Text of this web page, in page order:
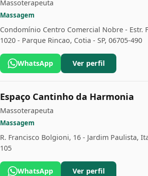
Massoterapeuta
Massagem
Condomínio Centro Comercial Nobre - Estr.
1020 - Parque Rincao, Cotia - SP, 06705-490
WhatsApp Ver perfil
Espaço Cantinho da Harmonia
Massoterapeuta
Massagem
R. Francisco Bolgioni, 16 - Jardim Paulista,
105
WhatsApp Ver perfil